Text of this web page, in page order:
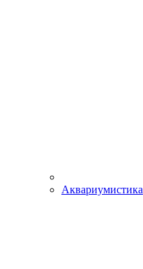
Аквариумистика